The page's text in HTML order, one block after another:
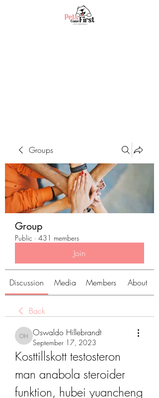
Groups
Group
Public · 431 members
Join
Discussion Media Members About
Back
Oswaldo Hillebrandt
Oswaldo Hillebrandt
September 17, 2023
Kosttillskott testosteron
man anabola steroider
funktion, hubei yuancheng